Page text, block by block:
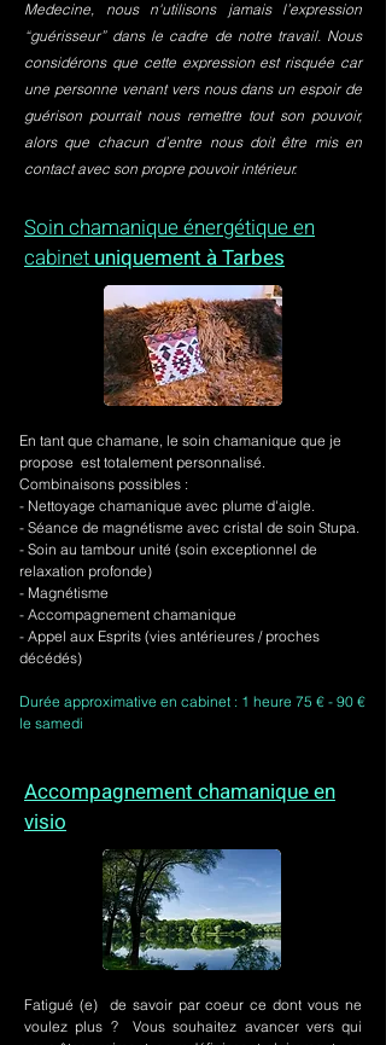
Medecine, nous n'utilisons jamais l’expression
“guérisseur” dans le cadre de notre travail. Nous
considérons que cette expression est risquée car
une personne venant vers nous dans un espoir de
guérison pourrait nous remettre tout son pouvoir,
alors que chacun d’entre nous doit être mis en
contact avec son propre pouvoir intérieur.
Soin chamanique énergétique en
cabinet uniquement à Tarbes
En tant que chamane, le soin chamanique que je
propose est totalement personnalisé.
Combinaisons possibles :
- Nettoyage chamanique avec plume d'aigle.
- Séance de magnétisme avec cristal de soin Stupa.
- Soin au tambour unité (soin exceptionnel de
relaxation profonde)
- Magnétisme
- Accompagnement chamanique
- Appel aux Esprits (vies antérieures / proches
décédés)
Durée approximative en cabinet : 1 heure 75 € - 90 €
le samedi
Accompagnement chamanique en
visio
Fatigué (e) de savoir par coeur ce dont vous ne
voulez plus ? Vous souhaitez avancer vers qui